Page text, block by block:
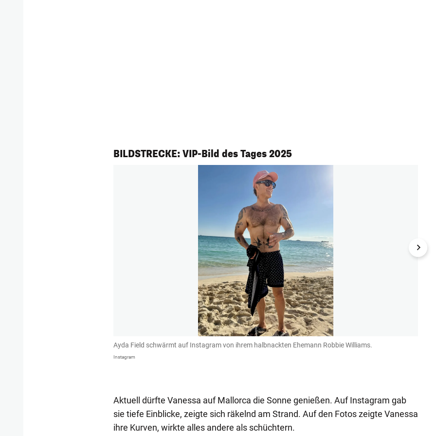
BILDSTRECKE: VIP-Bild des Tages 2025
1/144
Ayda Field schwärmt auf Instagram von ihrem halbnackten Ehemann Robbie Williams.
Instagram
Aktuell dürfte Vanessa auf Mallorca die Sonne genießen. Auf Instagram gab
sie tiefe Einblicke, zeigte sich räkelnd am Strand. Auf den Fotos zeigte Vanessa
ihre Kurven, wirkte alles andere als schüchtern.